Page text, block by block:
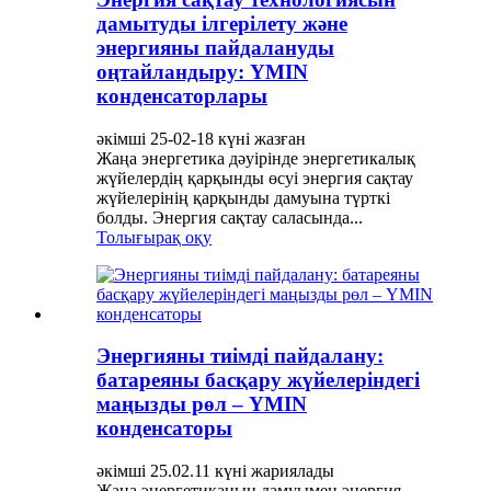
дамытуды ілгерілету және
энергияны пайдалануды
оңтайландыру: YMIN
конденсаторлары
әкімші 25-02-18 күні жазған
Жаңа энергетика дәуірінде энергетикалық
жүйелердің қарқынды өсуі энергия сақтау
жүйелерінің қарқынды дамуына түрткі
болды. Энергия сақтау саласында...
Толығырақ оқу
Энергияны тиімді пайдалану:
батареяны басқару жүйелеріндегі
маңызды рөл – YMIN
конденсаторы
әкімші 25.02.11 күні жариялады